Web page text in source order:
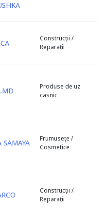
Construcții /
Reparații
Produse de uz
casnic
SAMAYA
Frumusețe /
Cosmetice
Construcții /
Reparații